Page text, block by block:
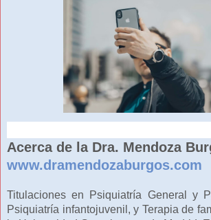
Acerca de la Dra. Mendoza
www.dramendozaburgos.com
Titulaciones en Psiquiatría General y
Psiquiatría infantojuvenil, y Terapia de